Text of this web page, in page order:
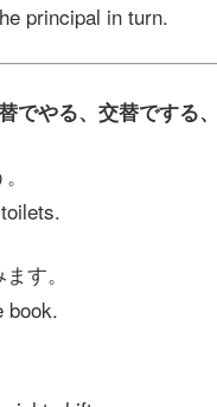
principal in turn.
でやる、交替でする
す。
book.